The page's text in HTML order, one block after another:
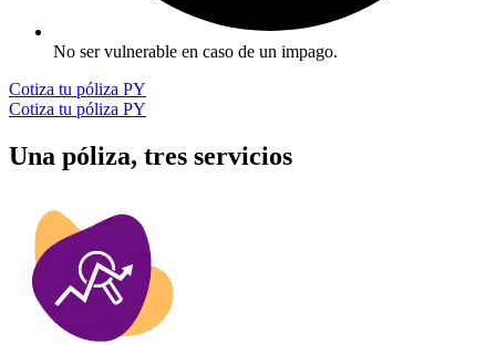
No ser vulnerable en caso de un impago.
Cotiza tu póliza PY
Cotiza tu póliza PY
Una póliza, tres servicios